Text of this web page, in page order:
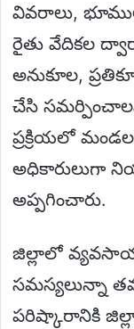
వివరాలు,
రైతు వేదికల
అనుకూల,
చేసి
ప్రక్రియలో
అధికారులుగా
అప్పగించారు.
జిల్లాలో
సమస్యలున్నా
పరిష్కారానికి